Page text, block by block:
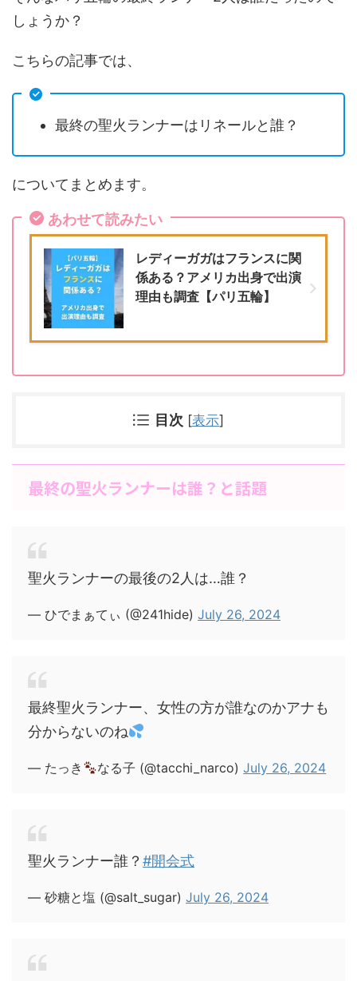
しょうか？
こちらの記事では、
最終の聖火ランナーはリネールと誰？
についてまとめます。
あわせて読みたい
レディーガガはフランスに関
係ある？アメリカ出身で出演
理由も調査【パリ五輪】
目次 [表示]
最終の聖火ランナーは誰？と話題
聖火ランナーの最後の2人は…誰？
— ひでまぁてぃ (@241hide) July 26, 2024
最終聖火ランナー、女性の方が誰なのかアナも
分からないのね
— たっき なる子 (@tacchi_narco)July 26, 2024
聖火ランナー誰？ #開会式
— 砂糖と塩 (@salt_sugar) July 26, 2024